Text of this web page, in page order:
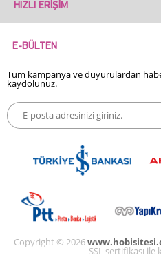
HIZLI ERIŞIM
E-BÜLTEN
Tüm kampanya ve duyurulardan
kaydolunuz.
Copyright © 2026
SSL sertifikası